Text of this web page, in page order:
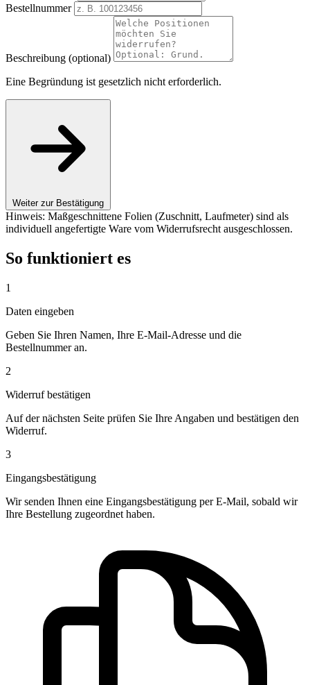
Bestellnummer
Beschreibung (optional)
Eine Begründung ist gesetzlich nicht erforderlich.
Weiter zur Bestätigung
Hinweis: Maßgeschnittene Folien (Zuschnitt, Laufmeter) sind als
individuell angefertigte Ware vom Widerrufsrecht ausgeschlossen.
So funktioniert es
1
Daten eingeben
Geben Sie Ihren Namen, Ihre E-Mail-Adresse und die
Bestellnummer an.
2
Widerruf bestätigen
Auf der nächsten Seite prüfen Sie Ihre Angaben und bestätigen den
Widerruf.
3
Eingangsbestätigung
Wir senden Ihnen eine Eingangsbestätigung per E-Mail, sobald wir
Ihre Bestellung zugeordnet haben.